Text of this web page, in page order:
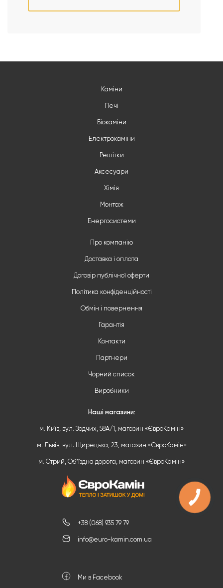
+38 (068) 935 79 79
info@euro-kamin.com.ua
Ми в Facebook
Каміни
Печі
Біокаміни
Електрокаміни
Решітки
Аксесуари
Хімія
Монтаж
Енергосистеми
Про компанію
Доставка і оплата
Договір публічної оферти
Політика конфіденційності
Обмін і повернення
Гарантія
Контакти
Партнери
Чорний список
Виробники
Наші магазини:
м. Київ, вул. Зодчих, 58А/1, магазин «ЄвроКамін»
м. Львів, вул. Щирецька, 23, магазин «ЄвроКамін»
м. Стрий, Обʼїздна дорога, магазин «ЄвроКамін»